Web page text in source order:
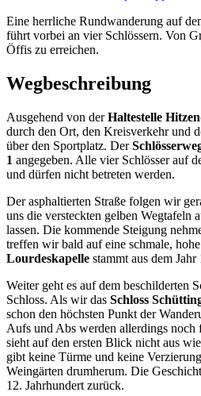
Eine herrliche Rundwanderung auf
führt vorbei an vier Schlössern. Von
Öffis zu erreichen.
Wegbeschreibung
Ausgehend von derHaltestelle
durch den Ort, den Kreisverkehr und
über den Sportplatz. Der
1 angegeben. Alle vier Schlösser auf
und dürfen nicht betreten werden.
Der asphaltierten Straße folgen wir
uns die versteckten gelben Wegtafeln
lassen. Die kommende Steigung
treffen wir bald auf eine schmale,
Lourdeskapelle stammt aus dem Jahr
Weiter geht es auf dem beschilderten
Schloss. Als wir das Schloss
schon den höchsten Punkt der
Aufs und Abs werden allerdings noch
sieht auf den ersten Blick nicht aus
gibt keine Türme und keine
Weingärten drumherum. Die
12. Jahrhundert zurück.